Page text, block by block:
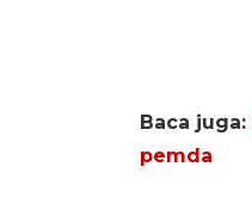
Baca juga:
pemda